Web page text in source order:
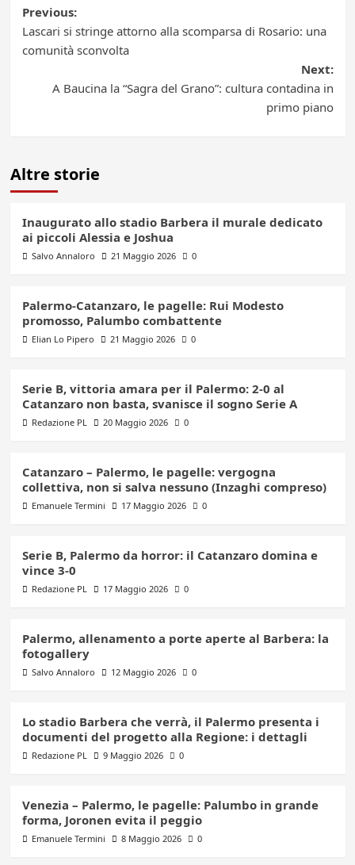
Post
navigation
Previous:
Lascari si stringe attorno alla scomparsa di Rosario: una
comunità sconvolta
Next:
A Baucina la “Sagra del Grano”: cultura contadina in
primo piano
Altre storie
Inaugurato allo stadio Barbera il murale dedicato
ai piccoli Alessia e Joshua
Salvo Annaloro 21 Maggio 2026 0
Palermo-Catanzaro, le pagelle: Rui Modesto
promosso, Palumbo combattente
Elian Lo Pipero 21 Maggio 2026 0
Serie B, vittoria amara per il Palermo: 2-0 al
Catanzaro non basta, svanisce il sogno Serie A
Redazione PL 20 Maggio 2026 0
Catanzaro – Palermo, le pagelle: vergogna
collettiva, non si salva nessuno (Inzaghi compreso)
Emanuele Termini 17 Maggio 2026 0
Serie B, Palermo da horror: il Catanzaro domina e
vince 3-0
Redazione PL 17 Maggio 2026 0
Palermo, allenamento a porte aperte al Barbera: la
fotogallery
Salvo Annaloro 12 Maggio 2026 0
Lo stadio Barbera che verrà, il Palermo presenta i
documenti del progetto alla Regione: i dettagli
Redazione PL 9 Maggio 2026 0
Venezia – Palermo, le pagelle: Palumbo in grande
forma, Joronen evita il peggio
Emanuele Termini 8 Maggio 2026 0